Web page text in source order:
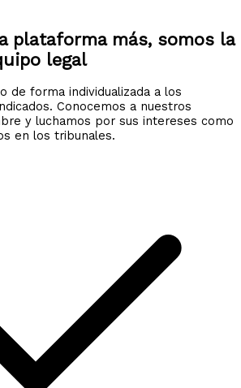
plataforma más, somos la
legal
de forma individualizada a los
Conocemos a nuestros
y luchamos por sus intereses como
en los tribunales.